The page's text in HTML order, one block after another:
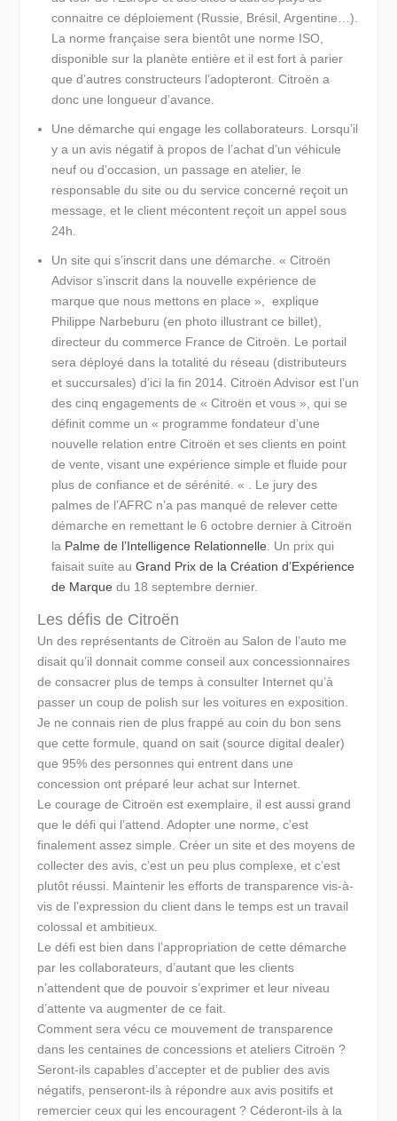
connaitre ce déploiement (Russie, Brésil, Argentine…).
La norme française sera bientôt une norme ISO,
disponible sur la planète entière et il est fort à parier
que d’autres constructeurs l’adopteront. Citroën a
donc une longueur d’avance.
Une démarche qui engage les collaborateurs. Lorsqu’il
y a un avis négatif à propos de l’achat d’un véhicule
neuf ou d’occasion, un passage en atelier, le
responsable du site ou du service concerné reçoit un
message, et le client mécontent reçoit un appel sous
24h.
Un site qui s’inscrit dans une démarche.« Citroën
Advisor s’inscrit dans la nouvelle expérience de
marque que nous mettons en place » , explique
Philippe Narbeburu (en photo illustrant ce billet),
directeur du commerce France de Citroën. Le portail
sera déployé dans la totalité du réseau (distributeurs
et succursales) d’ici la fin 2014. Citroën Advisor est l’un
des cinq engagements de « Citroën et vous », qui se
définit comme un« programme fondateur d’une
nouvelle relation entre Citroën et ses clients en point
de vente, visant une expérience simple et fluide pour
plus de confiance et de sérénité. «
. Le jury des
palmes de l’AFRC n’a pas manqué de relever cette
démarche en remettant le 6 octobre dernier à Citroën
la Palme de l’Intelligence Relationnelle . Un prix qui
faisait suite auGrand Prix de la Création d’Expérience
de Marque du 18 septembre dernier.
Les défis de Citroën
Un des représentants de Citroën au Salon de l’auto me
disait qu’il donnait comme conseil aux concessionnaires
de consacrer plus de temps à consulter Internet qu’à
passer un coup de polish sur les voitures en exposition.
Je ne connais rien de plus frappé au coin du bon sens
que cette formule, quand on sait (source digital dealer)
que 95% des personnes qui entrent dans une
concession ont préparé leur achat sur Internet.
Le courage de Citroën est exemplaire, il est aussi grand
que le défi qui l’attend. Adopter une norme, c’est
finalement assez simple. Créer un site et des moyens de
collecter des avis, c’est un peu plus complexe, et c’est
plutôt réussi. Maintenir les efforts de transparence vis-à-
vis de l’expression du client dans le temps est un travail
colossal et ambitieux.
Le défi est bien dans l’appropriation de cette démarche
par les collaborateurs, d’autant que les clients
n’attendent que de pouvoir s’exprimer et leur niveau
d’attente va augmenter de ce fait.
Comment sera vécu ce mouvement de transparence
dans les centaines de concessions et ateliers Citroën ?
Seront-ils capables d’accepter et de publier des avis
négatifs, penseront-ils à répondre aux avis positifs et
remercier ceux qui les encouragent ? Céderont-ils à la